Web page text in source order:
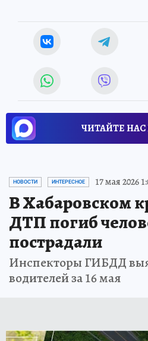
ЧИТАЙТЕ НАС
НОВОСТИ ИНТЕРЕСНОЕ 17 мая 2026
В Хабаровском
ДТП погиб
пострадали
Инспекторы ГИБДД
водителей за 16 мая